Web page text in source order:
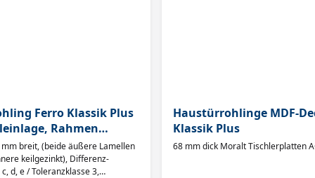
Ferro Klassik Plus
Rahmen
lamelliert
äußere Lamellen
keilgezinkt), Differenz-
3,
Haustürrohlinge MDF-
Klassik Plus
68 mm dick Moralt Tischlerplatten